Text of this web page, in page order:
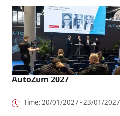
AutoZum 2027
Time: 20/01/2027 - 23/01/2027